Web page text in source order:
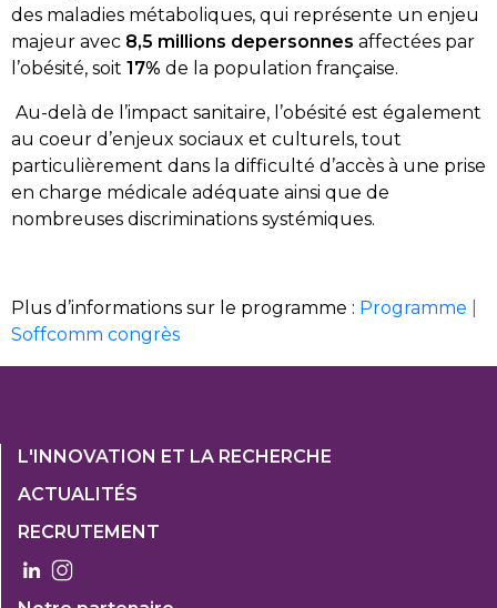
des maladies métaboliques, qui représente un enjeu
majeur avec 8,5 millions depersonnes affectées par
l’obésité, soit 17% de la population française.
Au-delà de l’impact sanitaire, l’obésité est également
au coeur d’enjeux sociaux et culturels, tout
particulièrement dans la difficulté d’accès à une prise
en charge médicale adéquate ainsi que de
nombreuses discriminations systémiques.
Plus d’informations sur le programme : Programme |
Soffcomm congrès
Footer
1
Col
3
L'INNOVATION ET LA RECHERCHE
ACTUALITÉS
RECRUTEMENT